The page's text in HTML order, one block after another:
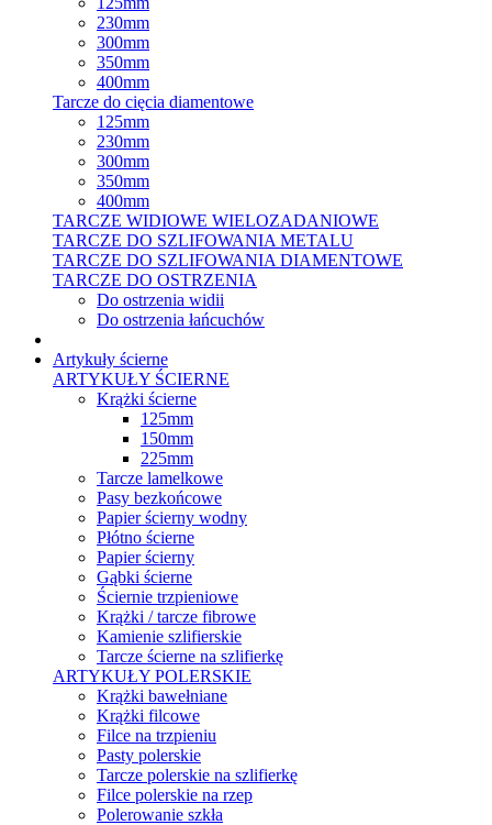
230mm
300mm
350mm
400mm
Tarcze do cięcia diamentowe
125mm
230mm
300mm
350mm
400mm
TARCZE WIDIOWE WIELOZADANIOWE
TARCZE DO SZLIFOWANIA METALU
TARCZE DO SZLIFOWANIA DIAMENTOWE
TARCZE DO OSTRZENIA
Do ostrzenia widii
Do ostrzenia łańcuchów
Artykuły ścierne
ARTYKUŁY ŚCIERNE
Krążki ścierne
125mm
150mm
225mm
Tarcze lamelkowe
Pasy bezkońcowe
Papier ścierny wodny
Płótno ścierne
Papier ścierny
Gąbki ścierne
Ściernie trzpieniowe
Krążki / tarcze fibrowe
Kamienie szlifierskie
Tarcze ścierne na szlifierkę
ARTYKUŁY POLERSKIE
Krążki bawełniane
Krążki filcowe
Filce na trzpieniu
Pasty polerskie
Tarcze polerskie na szlifierkę
Filce polerskie na rzep
Polerowanie szkła